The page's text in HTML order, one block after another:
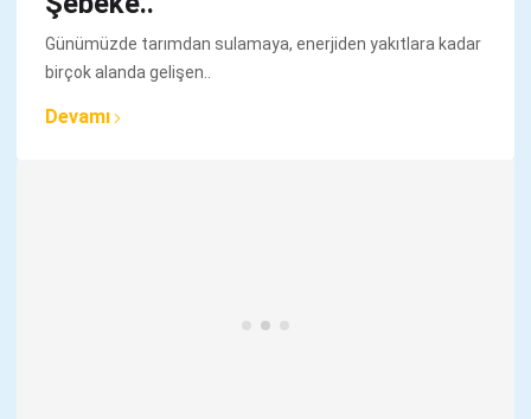
Günümüzde tarımdan sulamaya, enerjiden yakıtlara kadar
birçok alanda gelişen..
Devamı